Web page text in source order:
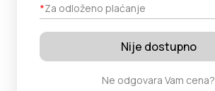
*Za odloženo plaćanje
Nije dostupno
Ne odgovara Vam cena?